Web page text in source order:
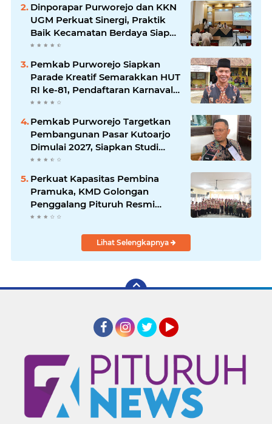
Dinporapar Purworejo dan KKN
UGM Perkuat Sinergi, Praktik
Baik Kecamatan Berdaya Siap
Direplikasi
Pemkab Purworejo Siapkan
Parade Kreatif Semarakkan HUT
RI ke-81, Pendaftaran Karnaval
Resmi Dibuka
Pemkab Purworejo Targetkan
Pembangunan Pasar Kutoarjo
Dimulai 2027, Siapkan Studi
Kelayakan hingga DED
Perkuat Kapasitas Pembina
Pramuka, KMD Golongan
Penggalang Pituruh Resmi
Dimulai
Lihat Selengkapnya